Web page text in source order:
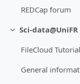
REDCap forum
Replier
Sci-data@UniFR
FileCloud
General